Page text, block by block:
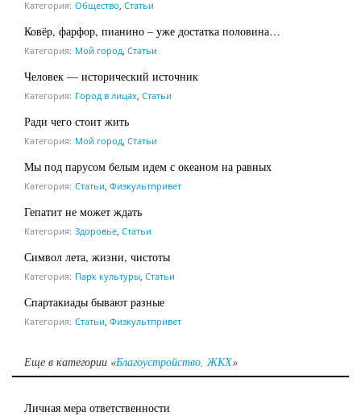
Категория: Общество Статьи
Ковёр, фарфор, пианино – уже достатка половина…
Категория: Мой город Статьи
Человек — исторический источник
Категория: Город в лицах Статьи
Ради чего стоит жить
Категория: Мой город Статьи
Мы под парусом белым идем с океаном на равных
Категория: Статьи Физкультпривет
Гепатит не может ждать
Категория: Здоровье Статьи
Символ лета, жизни, чистоты
Категория: Парк культуры Статьи
Спартакиады бывают разные
Категория: Статьи Физкультпривет
Еще в категории «Благоустройство, ЖКХ»
Личная мера ответственности